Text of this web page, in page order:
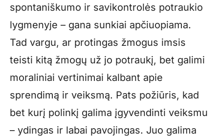
spontaniškumo ir savikontrolės potraukio
lygmenyje – gana sunkiai apčiuopiama.
Tad vargu, ar protingas žmogus imsis
teisti kitą žmogų už jo potraukį, bet galimi
moraliniai vertinimai kalbant apie
sprendimą ir veiksmą. Pats požiūris, kad
bet kurį polinkį galima įgyvendinti veiksmu
– ydingas ir labai pavojingas. Juo galima